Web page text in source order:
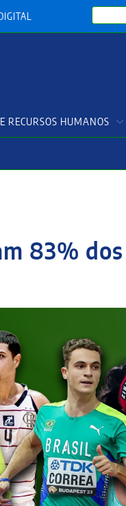
Search
RECURSOS HUMANOS
83%